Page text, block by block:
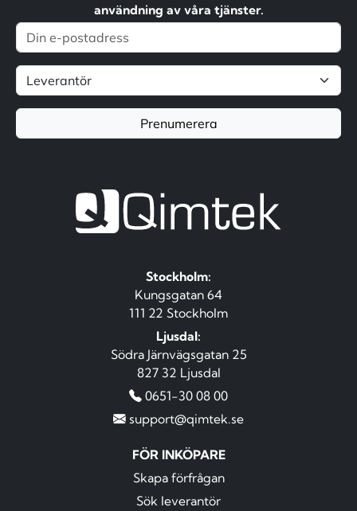
användning av våra tjänster.
Prenumerera
Stockholm:
Kungsgatan 64
111 22 Stockholm
Ljusdal:
Södra Järnvägsgatan 25
827 32 Ljusdal
0651-30 08 00
support@qimtek.se
FÖR INKÖPARE
Skapa förfrågan
Sök leverantör